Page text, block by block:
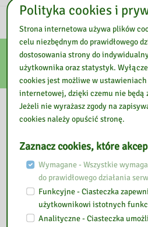
E-usługi
Nasza biblioteka
Polityka cookies i
Strona internetowa używa plików
celu niezbędnym do prawidłowego
dostosowania strony do
użytkownika oraz statystyk.
cookies jest możliwe w
internetowej, dzięki czemu nie będą
Jeżeli nie wyrażasz zgody na
cookies należy opuścić stronę.
Zaznacz cookies, które
Wymagane - Wszystkie
do prawidłowego działania
Funkcyjne - Ciasteczka
użytkownikowi istotnych
Analityczne - Ciasteczka